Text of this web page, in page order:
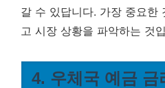
갈 수 있답니다. 가장 중요한
고 시장 상황을 파악하는 것
4. 우체국 예금 금